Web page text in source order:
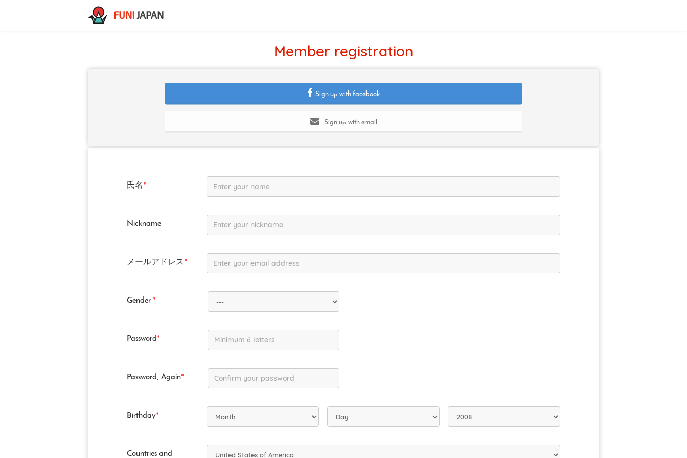
FUN! JAPAN
Member registration
Sign up with facebook
Sign up with email
氏名*
Nickname
メールアドレス*
Gender *
Password*
Password, Again*
Birthday*
Countries and